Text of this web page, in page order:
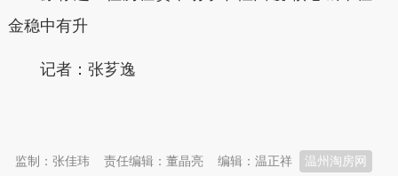
金稳中有升
记者：张芗逸
温州淘房网
编辑：温正祥
责任编辑：董晶亮
监制：张佳玮